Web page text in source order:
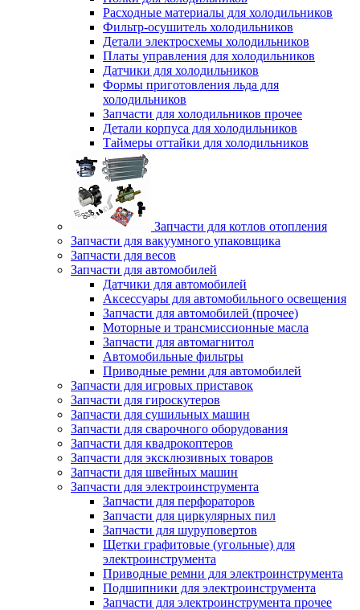
Расходные материалы для холодильников
Фильтр-осушитель холодильников
Детали электросхемы холодильников
Платы управления для холодильников
Датчики для холодильников
Формы приготовления льда для
холодильников
Запчасти для холодильников прочее
Детали корпуса для холодильников
Таймеры оттайки для холодильников
Запчасти для котлов отопления
Запчасти для вакуумного упаковщика
Запчасти для весов
Запчасти для автомобилей
Датчики для автомобилей
Аксессуары для автомобильного освещения
Запчасти для автомобилей (прочее)
Моторные и трансмиссионные масла
Запчасти для автомагнитол
Автомобильные фильтры
Приводные ремни для автомобилей
Запчасти для игровых приставок
Запчасти для гироскутеров
Запчасти для сушильных машин
Запчасти для сварочного оборудования
Запчасти для квадрокоптеров
Запчасти для эксклюзивных товаров
Запчасти для швейных машин
Запчасти для электроинструмента
Запчасти для перфораторов
Запчасти для циркулярных пил
Запчасти для шуруповертов
Щетки графитовые (угольные) для
электроинструмента
Приводные ремни для электроинструмента
Подшипники для электроинструмента
Запчасти для электроинструмента прочее